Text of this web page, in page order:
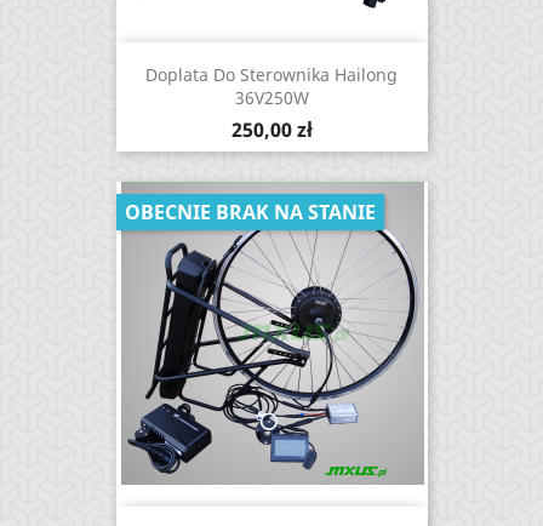
Doplata Do Sterownika Hailong
36V250W
Cena
250,00 zł
OBECNIE BRAK NA STANIE